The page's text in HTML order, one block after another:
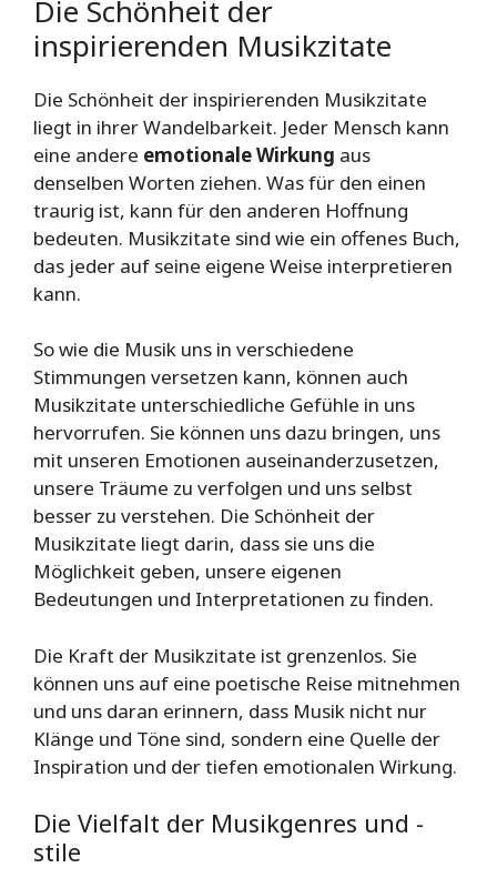
Die Schönheit der
inspirierenden Musikzitate
Die Schönheit der inspirierenden Musikzitate
liegt in ihrer Wandelbarkeit. Jeder Mensch kann
eine andere emotionale Wirkung aus
denselben Worten ziehen. Was für den einen
traurig ist, kann für den anderen Hoffnung
bedeuten. Musikzitate sind wie ein offenes Buch,
das jeder auf seine eigene Weise interpretieren
kann.
So wie die Musik uns in verschiedene
Stimmungen versetzen kann, können auch
Musikzitate unterschiedliche Gefühle in uns
hervorrufen. Sie können uns dazu bringen, uns
mit unseren Emotionen auseinanderzusetzen,
unsere Träume zu verfolgen und uns selbst
besser zu verstehen. Die Schönheit der
Musikzitate liegt darin, dass sie uns die
Möglichkeit geben, unsere eigenen
Bedeutungen und Interpretationen zu finden.
Die Kraft der Musikzitate ist grenzenlos. Sie
können uns auf eine poetische Reise mitnehmen
und uns daran erinnern, dass Musik nicht nur
Klänge und Töne sind, sondern eine Quelle der
Inspiration und der tiefen emotionalen Wirkung.
Die Vielfalt der Musikgenres und -
stile